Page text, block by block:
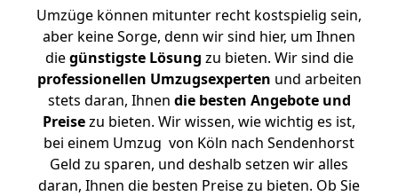
Umzüge können mitunter recht kostspielig sein,
aber keine Sorge, denn wir sind hier, um Ihnen
diegünstigste Lösung zu bieten. Wir sind die
professionellen Umzugsexperten und arbeiten
stets daran, Ihnen die besten Angebote und
Preisezu bieten. Wir wissen, wie wichtig es ist,
bei einem Umzug von Köln nach Sendenhorst
Geld zu sparen, und deshalb setzen wir alles
daran, Ihnen die besten Preise zu bieten. Ob Sie